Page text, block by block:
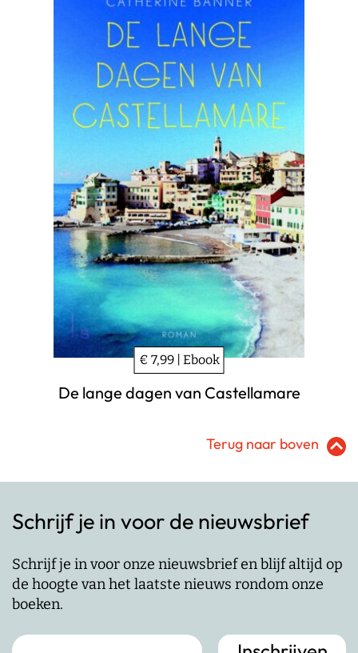
€ 7,99 | Ebook
De lange dagen van Castellamare
Terug naar boven
Schrijf je in voor de nieuwsbrief
Schrijf je in voor onze nieuwsbrief en blijf altijd op
de hoogte van het laatste nieuws rondom onze
boeken.